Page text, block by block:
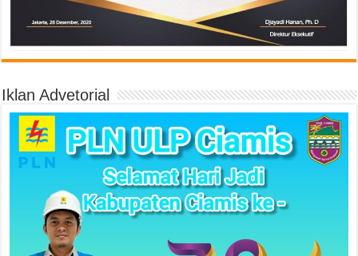
Iklan Advetorial